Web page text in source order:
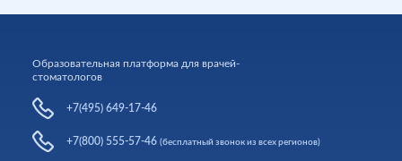
Образовательная платформа для врачей-
стоматологов
+7(495) 649-17-46
+7(800) 555-57-46 (бесплатный звонок из всех регионов)